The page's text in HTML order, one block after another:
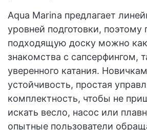
Aqua Marina предлагает
уровней подготовки, поэтому
подходящую доску можно как
знакомства с сапсерфингом,
уверенного катания.
устойчивость, простая
комплектность, чтобы не
искать весло, насос или
опытные пользователи